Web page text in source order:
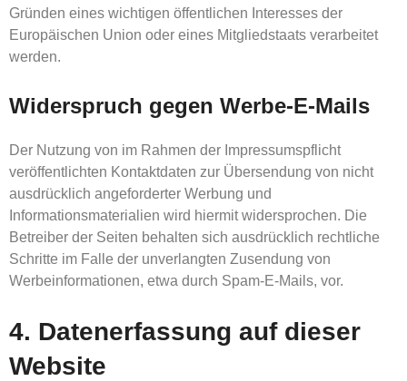
Gründen eines wichtigen öffentlichen Interesses der
Europäischen Union oder eines Mitgliedstaats verarbeitet
werden.
Widerspruch gegen Werbe-E-Mails
Der Nutzung von im Rahmen der Impressumspflicht
veröffentlichten Kontaktdaten zur Übersendung von nicht
ausdrücklich angeforderter Werbung und
Informationsmaterialien wird hiermit widersprochen. Die
Betreiber der Seiten behalten sich ausdrücklich rechtliche
Schritte im Falle der unverlangten Zusendung von
Werbeinformationen, etwa durch Spam-E-Mails, vor.
4. Datenerfassung auf dieser
Website